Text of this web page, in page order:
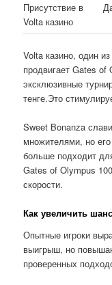
Присутствие в
Volta казино
Volta казино, один
продвигает Gates
эксклюзивные
тенге.Это
Sweet Bonanza
множителями, но
больше подходит
Gates of Olympus
скорости.
Как увеличить
Опытные игроки
выигрыш, но
проверенных